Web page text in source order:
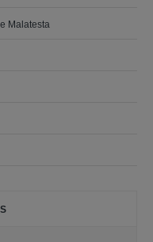
Malatesta